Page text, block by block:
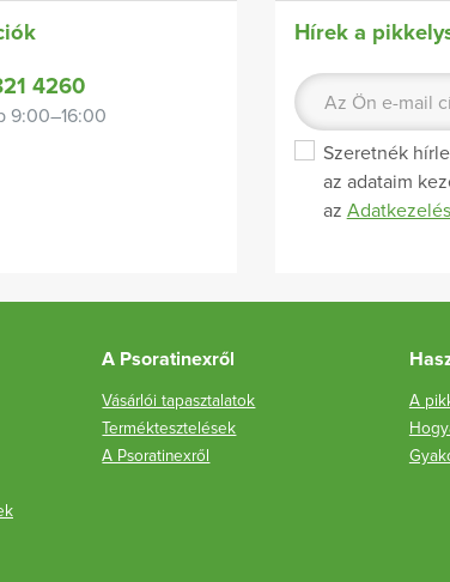
4260
9:00–16:00
Hírek a
Szeretnék
az adataim
az
A Psoratinexről
Vásárlói tapasztalatok
Terméktesztelések
A Psoratinexről
A